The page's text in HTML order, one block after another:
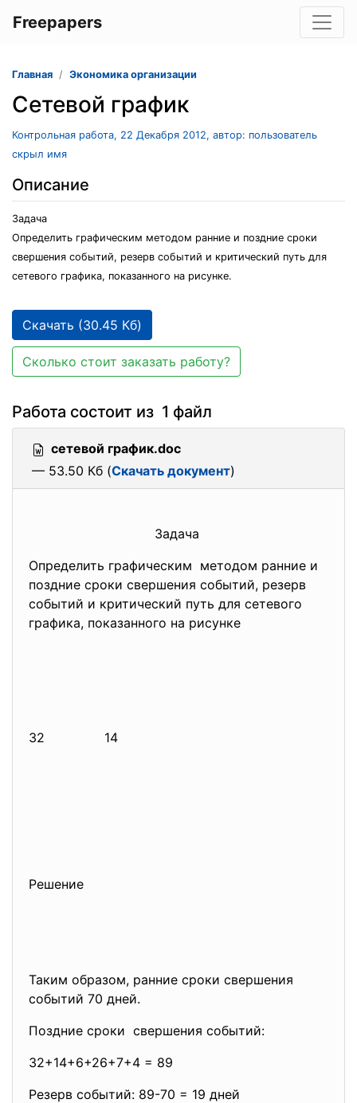
Freepapers
Главная Экономика организации
Сетевой график
Контрольная работа, 22 Декабря 2012, автор: пользователь
скрыл имя
Описание
Задача
Определить графическим методом ранние и поздние сроки
свершения событий, резерв событий и критический путь для
сетевого графика, показанного на рисунке.
Скачать (30.45 Кб)
Сколько стоит заказать работу?
Работа состоит из 1 файл
сетевой график.doc
— 53.50 Кб (Скачать документ)
Задача
Определить графическим методом ранние и
поздние сроки свершения событий, резерв
событий и критический путь для сетевого
графика, показанного на рисунке
32 14
Решение
Таким образом, ранние сроки свершения
событий 70 дней.
Поздние сроки свершения событий:
32+14+6+26+7+4 = 89
Резерв событий: 89-70 = 19 дней